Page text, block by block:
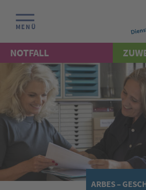
ARBES –
NOTFALL
MENÜ